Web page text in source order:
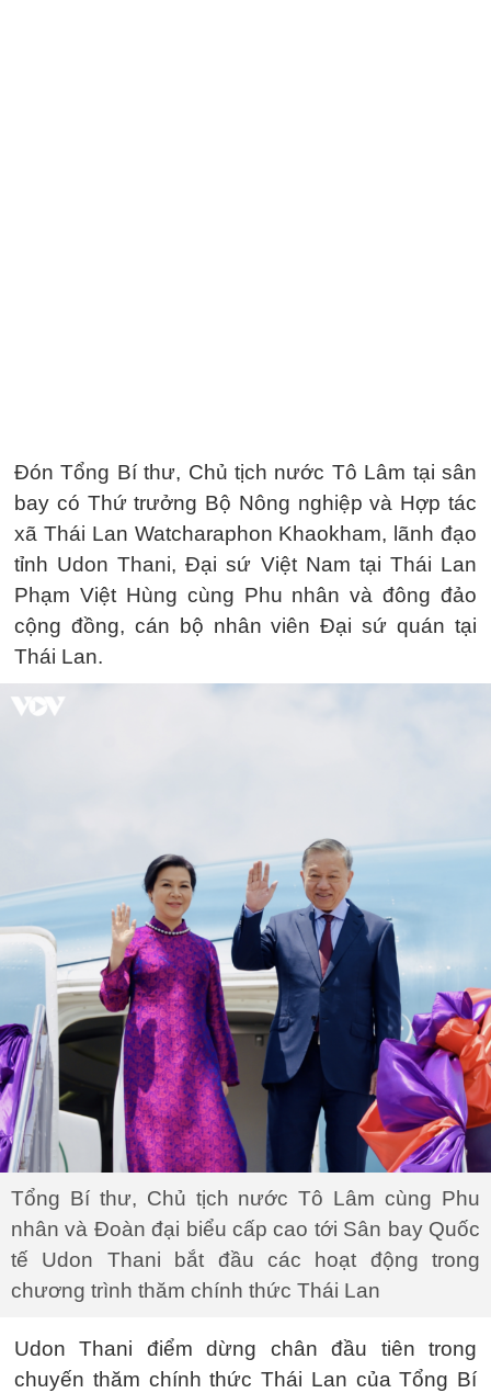
Đón Tổng Bí thư, Chủ tịch nước Tô Lâm tại sân
bay có Thứ trưởng Bộ Nông nghiệp và Hợp tác
xã Thái Lan Watcharaphon Khaokham, lãnh đạo
tỉnh Udon Thani, Đại sứ Việt Nam tại Thái Lan
Phạm Việt Hùng cùng Phu nhân và đông đảo
cộng đồng, cán bộ nhân viên Đại sứ quán tại
Thái Lan.
Tổng Bí thư, Chủ tịch nước Tô Lâm cùng Phu
nhân và Đoàn đại biểu cấp cao tới Sân bay Quốc
tế Udon Thani bắt đầu các hoạt động trong
chương trình thăm chính thức Thái Lan
Udon Thani điểm dừng chân đầu tiên trong
chuyến thăm chính thức Thái Lan của Tổng Bí